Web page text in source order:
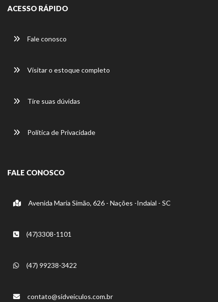
ACESSO RÁPIDO
Fale conosco
Visitar o estoque completo
Tire suas dúvidas
Política de Privacidade
FALE CONOSCO
Avenida Maria Simão, 626 - Nações -Indaial - SC
(47)3308-1101
(47) 99238-3422
contato@sidveiculos.com.br